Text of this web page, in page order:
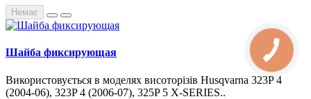
Немає
Шайба фиксирующая
Використовується в моделях висоторізів Husqvarna 323P 4
(2004-06), 323P 4 (2006-07), 325P 5 X-SERIES..